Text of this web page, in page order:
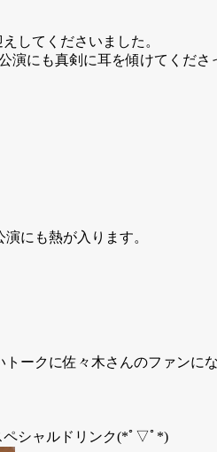
してくださいました。
にも真剣に耳を傾けてくださ
にも熱が入ります。
ークに佐々木さんのファンに
ペシャルドリンク(*ﾟ▽ﾟ*)